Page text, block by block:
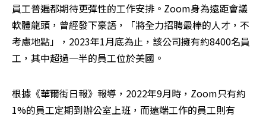
員工普遍都期待更彈性的工作安排。Zoom身為遠距會議
軟體龍頭，曾經發下豪語，「將全力招聘最棒的人才，不
考慮地點」，2023年1月底為止，該公司擁有約8400名員
工，其中超過一半的員工位於美國。
根據《華爾街日報》報導，2022年9月時，Zoom只有約
1%的員工定期到辦公室上班，而遠端工作的員工則有